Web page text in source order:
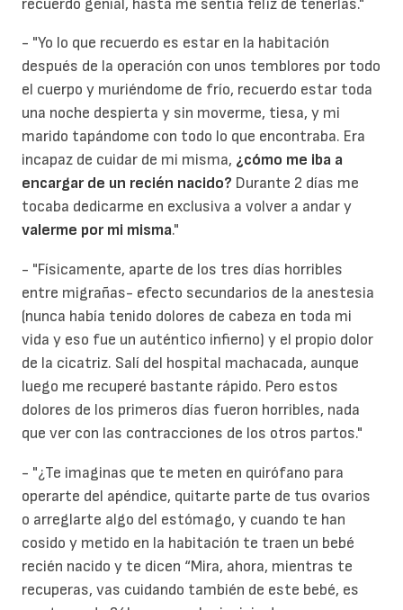
recuerdo genial, hasta me sentía feliz de tenerlas."
- "Yo lo que recuerdo es estar en la habitación
después de la operación con unos temblores por todo
el cuerpo y muriéndome de frío, recuerdo estar toda
una noche despierta y sin moverme, tiesa, y mi
marido tapándome con todo lo que encontraba. Era
incapaz de cuidar de mi misma, ¿cómo me iba a
encargar de un recién nacido? Durante 2 días me
tocaba dedicarme en exclusiva a volver a andar y
valerme por mi misma."
- "Físicamente, aparte de los tres días horribles
entre migrañas- efecto secundarios de la anestesia
(nunca había tenido dolores de cabeza en toda mi
vida y eso fue un auténtico infierno) y el propio dolor
de la cicatriz. Salí del hospital machacada, aunque
luego me recuperé bastante rápido. Pero estos
dolores de los primeros días fueron horribles, nada
que ver con las contracciones de los otros partos."
- "¿Te imaginas que te meten en quirófano para
operarte del apéndice, quitarte parte de tus ovarios
o arreglarte algo del estómago, y cuando te han
cosido y metido en la habitación te traen un bebé
recién nacido y te dicen “Mira, ahora, mientras te
recuperas, vas cuidando también de este bebé, es